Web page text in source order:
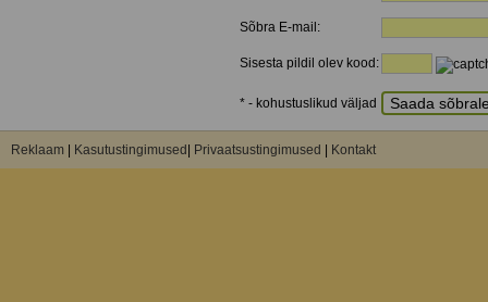
Sõbra E-mail:
Sisesta pildil olev kood:
* - kohustuslikud väljad
Reklaam Kasutustingimused Privaatsustingimused Kontakt